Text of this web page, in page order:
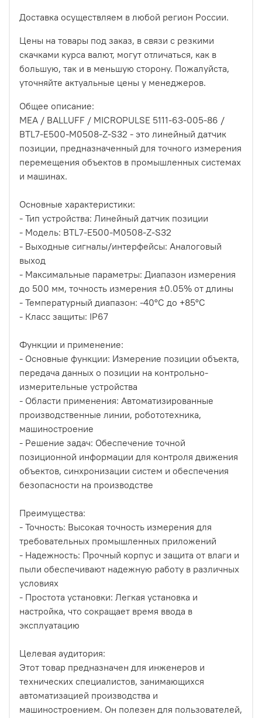
Доставка осуществляем в любой регион России.
Цены на товары под заказ, в связи с резкими
скачками курса валют, могут отличаться, как в
большую, так и в меньшую сторону. Пожалуйста,
уточняйте актуальные цены у менеджеров.
Общее описание:
MEA / BALLUFF / MICROPULSE 5111-63-005-86 /
BTL7-E500-M0508-Z-S32 - это линейный датчик
позиции, предназначенный для точного измерения
перемещения объектов в промышленных системах
и машинах.
Основные характеристики:
- Тип устройства: Линейный датчик позиции
- Модель: BTL7-E500-M0508-Z-S32
- Выходные сигналы/интерфейсы: Аналоговый
выход
- Максимальные параметры: Диапазон измерения
до 500 мм, точность измерения ±0.05% от длины
- Температурный диапазон: -40°C до +85°C
- Класс защиты: IP67
Функции и применение:
- Основные функции: Измерение позиции объекта,
передача данных о позиции на контрольно-
измерительные устройства
- Области применения: Автоматизированные
производственные линии, робототехника,
машиностроение
- Решение задач: Обеспечение точной
позиционной информации для контроля движения
объектов, синхронизации систем и обеспечения
безопасности на производстве
Преимущества:
- Точность: Высокая точность измерения для
требовательных промышленных приложений
- Надежность: Прочный корпус и защита от влаги и
пыли обеспечивают надежную работу в различных
условиях
- Простота установки: Легкая установка и
настройка, что сокращает время ввода в
эксплуатацию
Целевая аудитория:
Этот товар предназначен для инженеров и
технических специалистов, занимающихся
автоматизацией производства и
машиностроением. Он полезен для пользователей,